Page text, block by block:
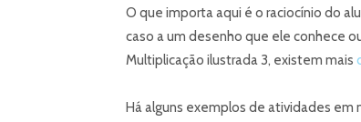
O que importa aqui é o raciocínio do
caso a um desenho que ele conhece
Multiplicação ilustrada 3, existem mais
Há alguns exemplos de atividades em